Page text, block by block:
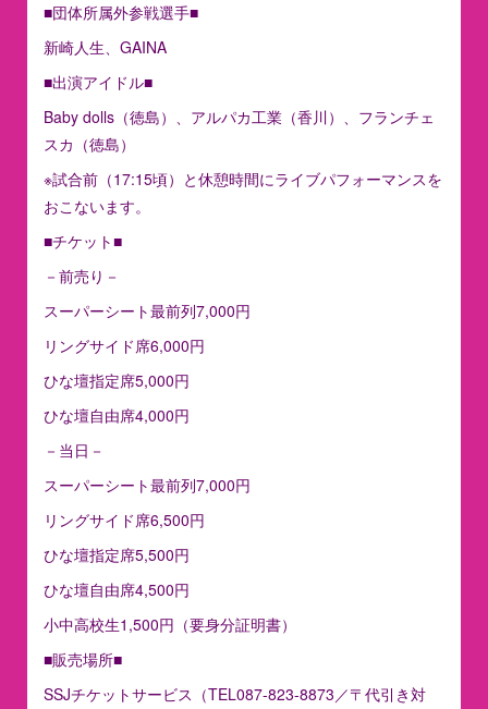
■団体所属外参戦選手■
新崎人生、GAINA
■出演アイドル■
Baby dolls（徳島）、アルパカ工業（香川）、フランチェ
スカ（徳島）
※試合前（17:15頃）と休憩時間にライブパフォーマンスを
おこないます。
■チケット■
－前売り－
スーパーシート最前列7,000円
リングサイド席6,000円
ひな壇指定席5,000円
ひな壇自由席4,000円
－当日－
スーパーシート最前列7,000円
リングサイド席6,500円
ひな壇指定席5,500円
ひな壇自由席4,500円
小中高校生1,500円（要身分証明書）
■販売場所■
SSJチケットサービス（TEL087-823-8873／〒代引き対